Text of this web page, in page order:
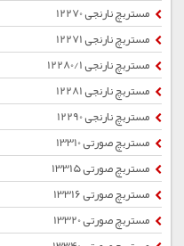
مستربچ نارنجی 12270
مستربچ نارنجی 12271
مستربچ نارنجی 12280/1
مستربچ نارنجی 12281
مستربچ نارنجی 12290
مستربچ صورتی 13310
مستربچ صورتی 13315
مستربچ صورتی 13316
مستربچ صورتی 13320